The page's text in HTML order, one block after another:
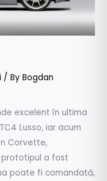
/ By Bogdan
excelent în ultima
Lusso, iar acum
Corvette,
prototipul a fost
poate fi comandată,